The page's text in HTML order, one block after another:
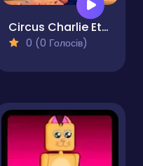
Circus Charlie Eternal Carnival
0 (0 Голосів)